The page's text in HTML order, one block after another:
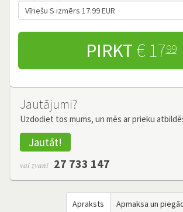
PIRKT € 1799
Jautājumi?
Uzdodiet tos mums, un mēs ar prieku
Jautāt!
vai zvani 27 733 147
Apraksts Apmaksa un